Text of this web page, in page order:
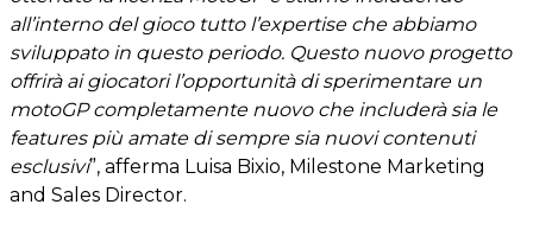
all’interno del gioco tutto l’expertise che abbiamo
sviluppato in questo periodo. Questo nuovo progetto
offrirà ai giocatori l’opportunità di sperimentare un
motoGP completamente nuovo che includerà sia le
features più amate di sempre sia nuovi contenuti
esclusivi”, afferma Luisa Bixio, Milestone Marketing
and Sales Director.